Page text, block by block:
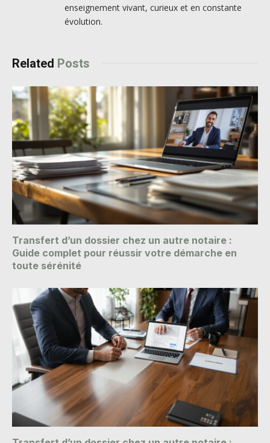
enseignement vivant, curieux et en constante
évolution.
Related Posts
Transfert d’un dossier chez un autre notaire :
Guide complet pour réussir votre démarche en
toute sérénité